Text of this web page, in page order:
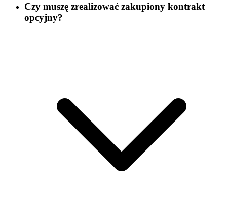
Czy muszę zrealizować zakupiony kontrakt
opcyjny?